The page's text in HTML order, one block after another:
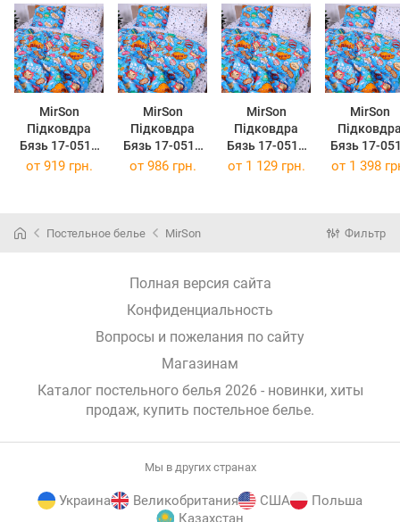
MirSon
Підковдра
Бязь 17-0511
Bombs 160 x
MirSon
Підковдра
Бязь 17-0511
Bombs 175 x
MirSon
Підковдра
Бязь 17-0511
Bombs 200 x
MirSon
Бязь 17-
Bombs 220
от 919 грн. от 986 грн. от 1 129 грн. от 1 398
Постельное белье MirSon Фильтр
Полная версия сайта
Конфиденциальность
Вопросы и пожелания по сайту
Магазинам
Каталог постельного белья 2026 - новинки, хиты
продаж, купить постельное белье.
Мы в других странах
Украина Великобритания США
Польша
Казахстан